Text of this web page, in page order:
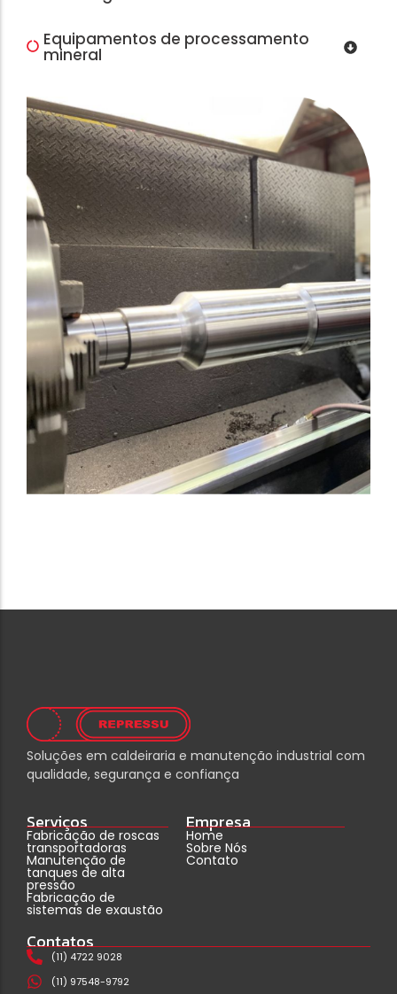
Equipamentos de processamento
mineral
Soluções em caldeiraria e manutenção industrial com
qualidade, segurança e confiança
Serviços
Fabricação de roscas
transportadoras
Manutenção de
tanques de alta
pressão
Fabricação de
sistemas de exaustão
Empresa
Home
Sobre Nós
Contato
Contatos
(11) 4722 9028
(11) 97548-9792